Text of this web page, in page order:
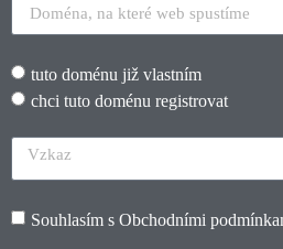
tuto doménu již vlastním
chci tuto doménu registrovat
Souhlasím s Obchodními